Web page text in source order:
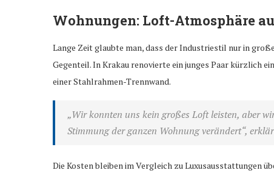
Wohnungen: Loft-Atmosphäre
Lange Zeit glaubte man, dass der Industriestil nur in
Gegenteil. In Krakau renovierte ein junges Paar kürzlich
einer Stahlrahmen-Trennwand.
„Wir konnten uns kein großes Loft leisten, aber
Stimmung der ganzen Wohnung verändert“,
Die Kosten bleiben im Vergleich zu Luxusausstattungen